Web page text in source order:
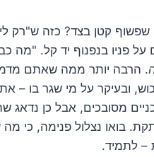
קטן בצד? כזה ש"רק
פניו בנפנוף יד קל. "מה
. הרבה יותר ממה שאתם
ובעיקר על מי שגר בו –
מסובכים, אבל כן נדאג
בואו נצלול פנימה, כי מה
– לתמיד.